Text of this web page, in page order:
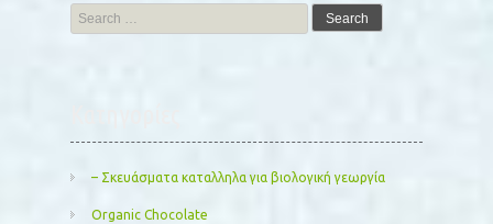
Search
for:
– Σκευάσματα καταλληλα για βιολογική γεωργία
Organic Chocolate